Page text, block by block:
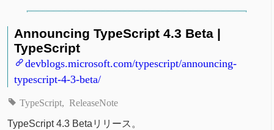
Announcing TypeScript 4.3 Beta |
TypeScript
devblogs.microsoft.com/typescript/announcing-
typescript-4-3-beta/
TypeScript ReleaseNote
TypeScript 4.3 Betaリリース。